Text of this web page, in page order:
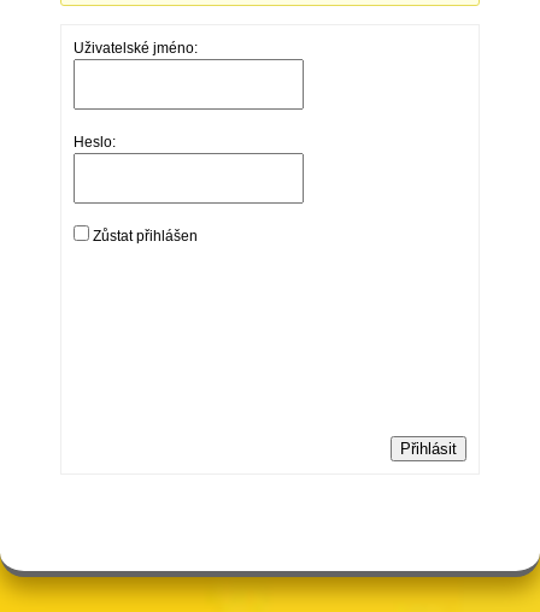
Uživatelské jméno:
Heslo:
Zůstat přihlášen
Přihlásit